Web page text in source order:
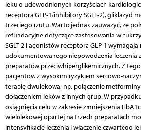
leku o udowodnionych korzyściach
receptora GLP-1/inhibitory SGLT-2), gliklazyd
trzeciego rzutu. Warto jednak zauważyć, że
refundacyjne dotyczące zastosowania w
SGLT-2 i agonistów receptora GLP-1 wymagają
udokumentowanego niepowodzenia leczenia
preparatów przeciwhiperglikemicznych. Z
pacjentów z wysokim ryzykiem sercowo-
terapię dwulekową, np. połączenie
dołączeniem leków z innych grup. W
osiągnięcia celu w zakresie zmniejszenia
wielolekowej opartej na trzech preparatach
intensyfikację leczenia i włączenie czwartego